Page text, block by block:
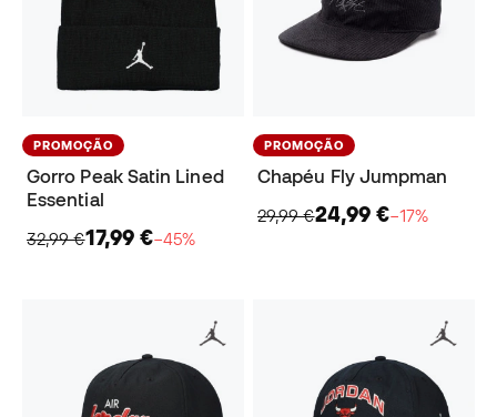
PROMOÇÃO
Gorro Peak Satin Lined
Essential
32,99 €17,99 €−45%
PROMOÇÃO
Chapéu Fly Jumpman
29,99 €24,99 €−17%